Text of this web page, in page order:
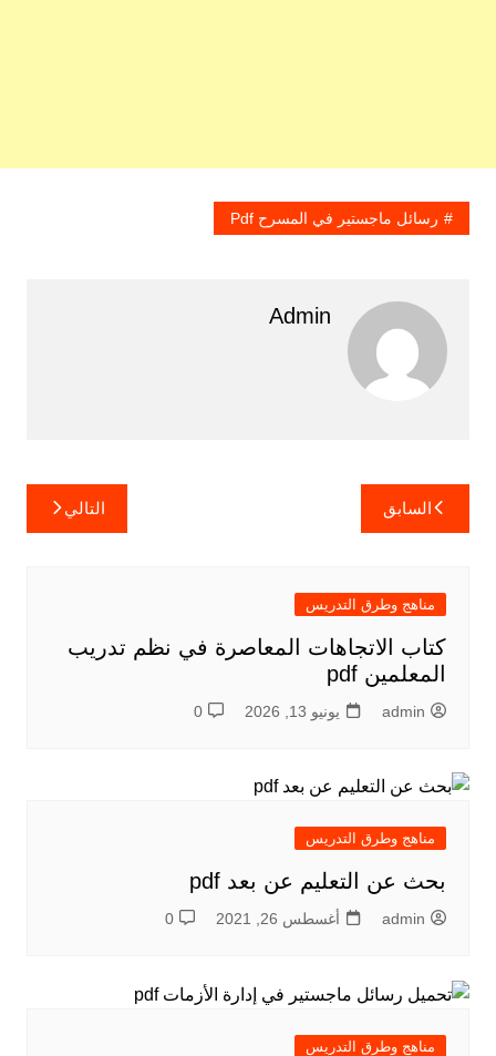
رسائل ماجستير في المسرح Pdf
Admin
تصفّح
المقالات
السابق التالي
مناهج وطرق التدريس
كتاب الاتجاهات المعاصرة في نظم تدريب
المعلمين pdf
admin يونيو 13, 2026 0
مناهج وطرق التدريس
بحث عن التعليم عن بعد pdf
admin أغسطس 26, 2021 0
مناهج وطرق التدريس